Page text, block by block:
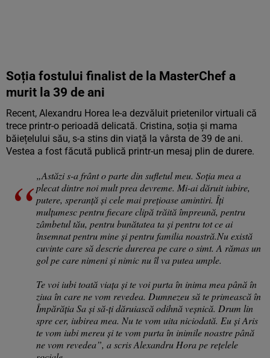
Soția fostului finalist de la MasterChef a
murit la 39 de ani
Recent, Alexandru Horea le-a dezvăluit prietenilor virtuali că
trece printr-o perioadă delicată. Cristina, soția și mama
băiețelului său, s-a stins din viață la vârsta de 39 de ani.
Vestea a fost făcută publică printr-un mesaj plin de durere.
„Astăzi s-a frânt o parte din sufletul meu. Soția mea a
plecat dintre noi mult prea devreme. Mi-ai dăruit iubire,
putere, speranță și cele mai prețioase amintiri. Îți
mulțumesc pentru fiecare clipă trăită împreună, pentru
zâmbetul tău, pentru bunătatea ta și pentru tot ce ai
însemnat pentru mine și pentru familia noastră.Nu există
cuvinte care să descrie durerea pe care o simt. A rămas un
gol pe care nimeni și nimic nu îl va putea umple.
Te voi iubi toată viața și te voi purta în inima mea până în
ziua în care ne vom revedea. Dumnezeu să te primească în
Împărăția Sa și să-ți dăruiască odihnă veșnică. Drum lin
spre cer, iubirea mea. Nu te vom uita niciodată. Eu și Aris
te vom iubi mereu și te vom purta în inimile noastre până
ne vom revedea”, a scris Alexandru Hora pe rețelele